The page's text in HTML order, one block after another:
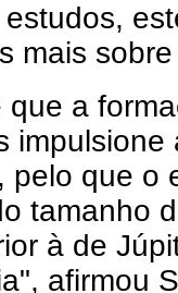
mais
que a
pelo que o
tamanho
à de
afirmou